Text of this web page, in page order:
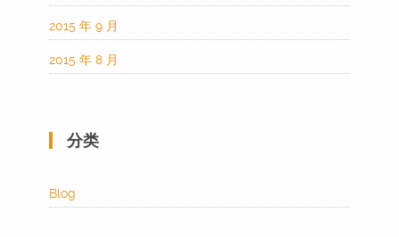
2015 年 9 月
2015 年 8 月
分类
Blog